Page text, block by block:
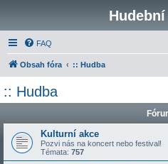
FAQ
Obsah fóra :: Hudba
:: Hudba
Kulturní akce
Pozvi nás na koncert nebo festival!
Témata: 757